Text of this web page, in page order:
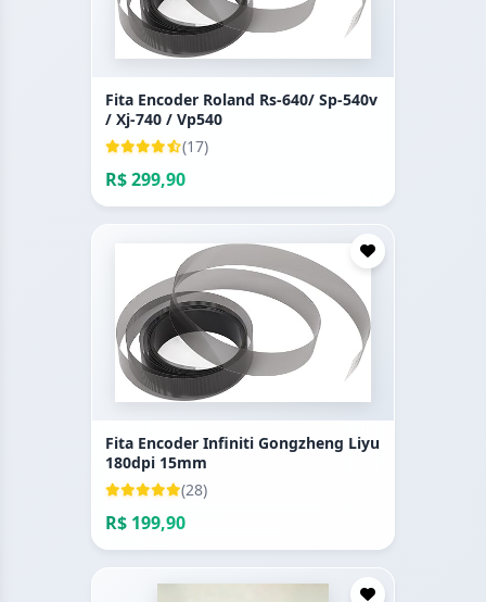
Fita Encoder Roland Rs-640/ Sp-540v
/ Xj-740 / Vp540
(17)
R$ 299,90
Fita Encoder Infiniti Gongzheng Liyu
180dpi 15mm
(28)
R$ 199,90